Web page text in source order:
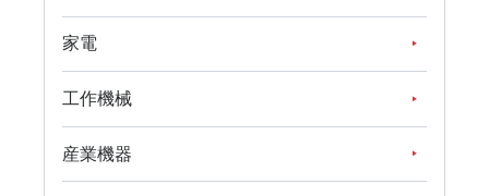
家電
工作機械
産業機器